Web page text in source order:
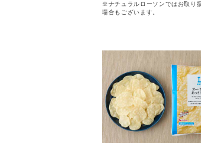
※ナチュラルローソンではお取り
場合もございます。